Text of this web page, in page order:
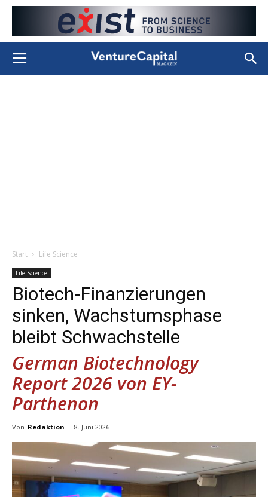
Start Life Science
Life Science
Biotech-Finanzierungen
sinken, Wachstumsphase
bleibt Schwachstelle
German Biotechnology
Report 2026 von EY-
Parthenon
Von Redaktion - 8. Juni 2026